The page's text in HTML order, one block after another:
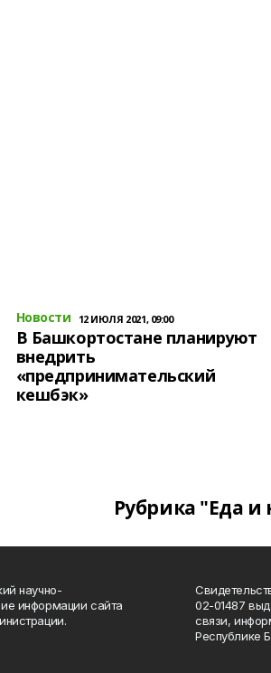
Новости 12 ИЮЛЯ 2021, 09:00
В Башкортостане планируют
внедрить
«предпринимательский
кешбэк»
Рубрика "Еда
научно-
информации сайта
02-01487
связи,
Республике